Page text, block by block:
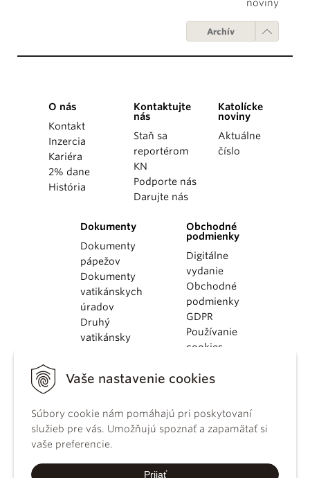
Vaše nastavenie cookies
Súbory cookie nám pomáhajú pri poskytovaní
služieb pre vás. Umožňujú spoznať a zapamätať si
vaše preferencie.
Prijať
noviny
Archív
O nás
Kontakt
Inzercia
Kariéra
2% dane
História
Kontaktujte
nás
Staň sa
reportérom
KN
Podporte nás
Darujte nás
Katolícke
noviny
Aktuálne
číslo
Dokumenty
Dokumenty
pápežov
Dokumenty
vatikánskych
úradov
Druhý
vatikánsky
KBS
kánonického
práva
Katechizmus
Obchodné
podmienky
Digitálne
vydanie
Obchodné
podmienky
GDPR
Používanie
cookies